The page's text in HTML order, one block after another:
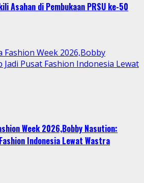
Asahan di Pembukaan PRSU ke-50
Week 2026,Bobby
Jadi Pusat Fashion Indonesia Lewat
Week 2026,Bobby Nasution:
Indonesia Lewat Wastra